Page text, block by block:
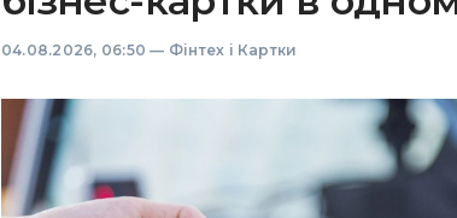
04.08.2026, 06:50 — Фінтех і Картки